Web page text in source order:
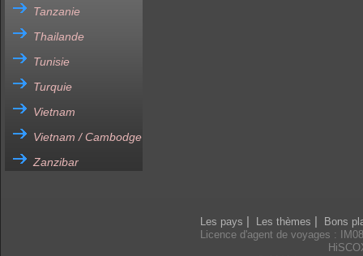
Tanzanie
Thailande
Tunisie
Turquie
Vietnam
Vietnam / Cambodge
Zanzibar
Les pays Les thèmes
Bons
Licence d'agent de voyages :